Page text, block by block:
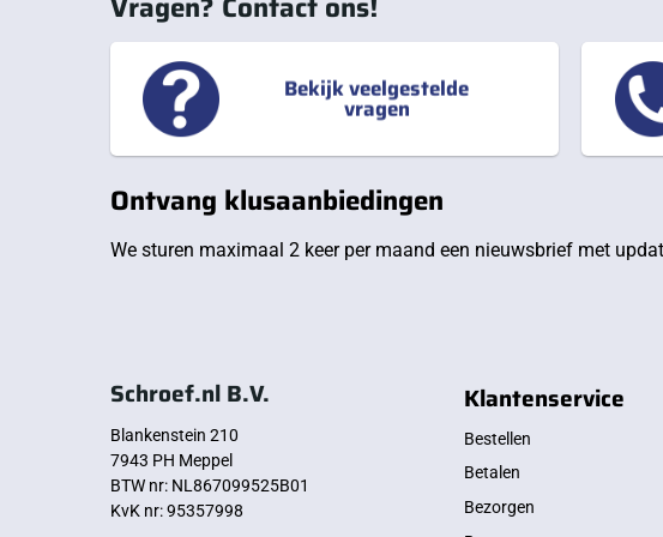
Bekijk veelgestelde
vragen
Ontvang klusaanbiedingen
We sturen maximaal 2 keer per maand een nieuwsbrief met
Schroef.nl B.V.
Blankenstein 210
7943 PH Meppel
BTW nr: NL867099525B01
KvK nr: 95357998
Klantenservice
Bestellen
Betalen
Bezorgen